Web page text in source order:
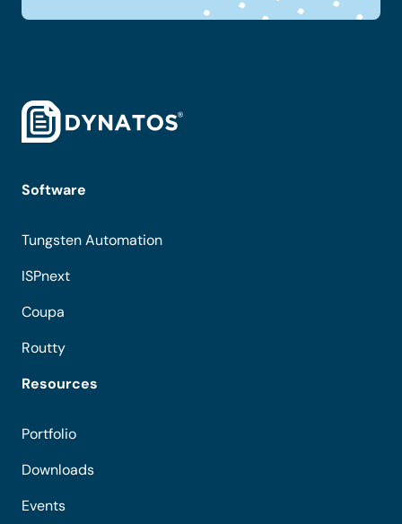
Software
Tungsten Automation
ISPnext
Coupa
Routty
Resources
Portfolio
Downloads
Events